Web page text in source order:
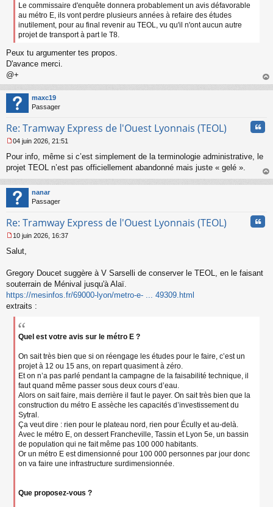
l
u
Le commissaire d'enquête donnera probablement un avis défavorable
au métro E, ils vont perdre plusieurs années à refaire des études
inutilement, pour au final revenir au TEOL, vu qu'il n'ont aucun autre
projet de transport à part le T8.
Peux tu argumenter tes propos.
D'avance merci.
@+
au
maxc19
Passager
Re: Tramway Express de l'Ouest Lyonnais (TEOL)
e
s
a
g
e
o
l
u
04 juin 2026, 21:51
Pour info, même si c’est simplement de la terminologie administrative, le
projet TEOL n’est pas officiellement abandonné mais juste « gelé ».
au
nanar
Passager
Re: Tramway Express de l'Ouest Lyonnais (TEOL)
e
s
g
e
n
o
10 juin 2026, 16:37
Salut,
Gregory Doucet suggère à V Sarselli de conserver le TEOL, en le faisant
souterrain de Ménival jusqu'à Alaï.
https://mesinfos.fr/69000-lyon/metro-e- ... 49309.html
extraits :
Quel est votre avis sur le métro E ?
On sait très bien que si on réengage les études pour le faire, c’est un
projet à 12 ou 15 ans, on repart quasiment à zéro.
Et on n’a pas parlé pendant la campagne de la faisabilité technique, il
faut quand même passer sous deux cours d’eau.
Alors on sait faire, mais derrière il faut le payer. On sait très bien que la
construction du métro E assèche les capacités d’investissement du
Sytral.
Ça veut dire : rien pour le plateau nord, rien pour Écully et au-delà.
Avec le métro E, on dessert Francheville, Tassin et Lyon 5e, un bassin
de population qui ne fait même pas 100 000 habitants.
Or un métro E est dimensionné pour 100 000 personnes par jour donc
on va faire une infrastructure surdimensionnée.
Que proposez-vous ?